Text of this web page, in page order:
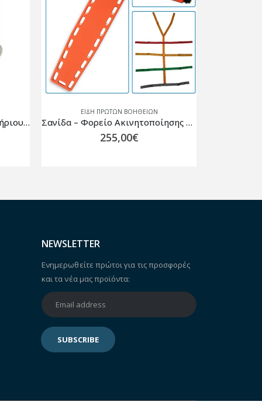
Σανίδα – Φορείο Ακινητοποίησης Επιπλέουσα με Ιμάντες και Ακινητοποιητή Κεφαλής
ΕΙΔΗ ΠΡΩΤΩΝ ΒΟΗΘΕΙΩΝ
Γάζα Burnshield 10x10cm
6,87€
NEWSLETTER
Ενημερωθείτε πρώτοι για τις προσφορές
και τα νέα μας προϊόντα: